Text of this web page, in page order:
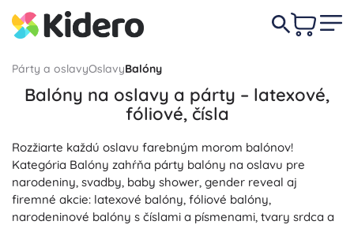
Párty a oslavyOslavyBalóny
Balóny na oslavy a párty – latexové,
fóliové, čísla
Rozžiarte každú oslavu farebným morom balónov!
Kategória Balóny zahŕňa párty balóny na oslavu pre
narodeniny, svadby, baby shower, gender reveal aj
firemné akcie: latexové balóny, fóliové balóny,
narodeninové balóny s číslami a písmenami, tvary srdca a